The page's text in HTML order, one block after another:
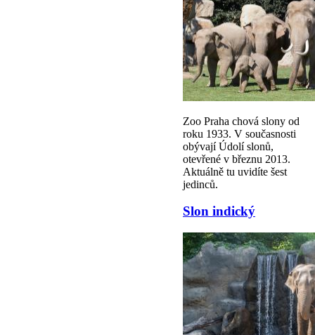
Zoo Praha chová slony od
roku 1933. V současnosti
obývají Údolí slonů,
otevřené v březnu 2013.
Aktuálně tu uvidíte šest
jedinců.
Slon indický